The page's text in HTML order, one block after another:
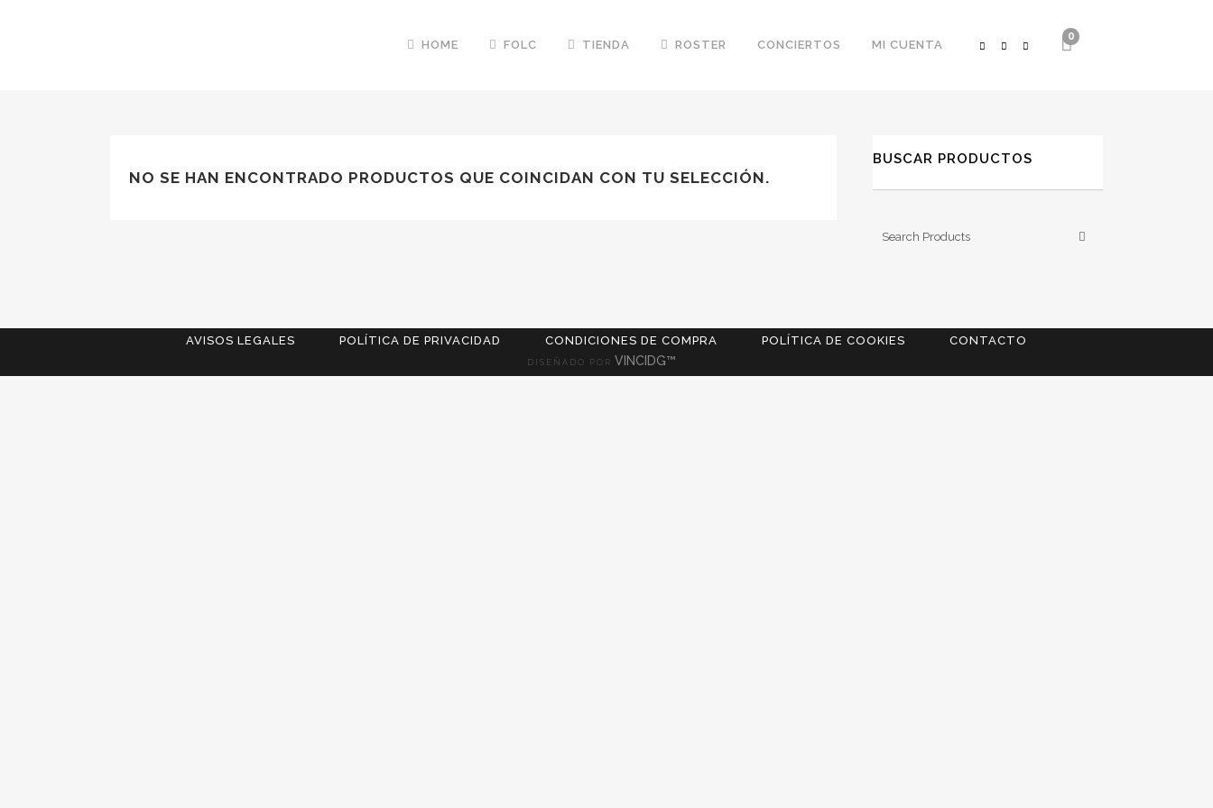
0
HOME FOLC TIENDA ROSTER CONCIERTOS MI CUENTA
NO SE HAN ENCONTRADO PRODUCTOS QUE COINCIDAN CON TU SELECCIÓN.
BUSCAR PRODUCTOS
AVISOS LEGALES POLÍTICA DE PRIVACIDAD CONDICIONES DE COMPRA POLÍTICA DE COOKIES CONTACTO
DISEÑADO POR VINCIDG™